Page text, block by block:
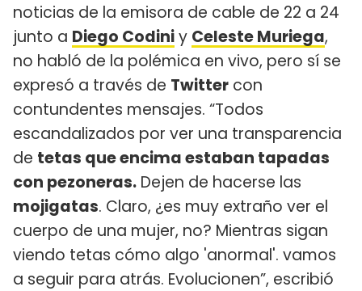
noticias de la emisora de cable de 22 a 24
junto a Diego Codiniy Celeste Muriega,
no habló de la polémica en vivo, pero sí se
expresó a través de Twitter con
contundentes mensajes. “Todos
escandalizados por ver una transparencia
de tetas que encima estaban tapadas
con pezoneras. Dejen de hacerse las
mojigatas. Claro, ¿es muy extraño ver el
cuerpo de una mujer, no? Mientras sigan
viendo tetas cómo algo 'anormal'. vamos
a seguir para atrás. Evolucionen”, escribió